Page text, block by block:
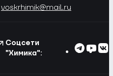
voskrhimik@mail.ru
Соцсети
"Химика":